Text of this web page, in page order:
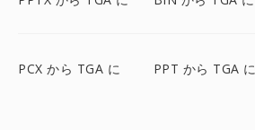
PCX から TGA に PPT から TGA に